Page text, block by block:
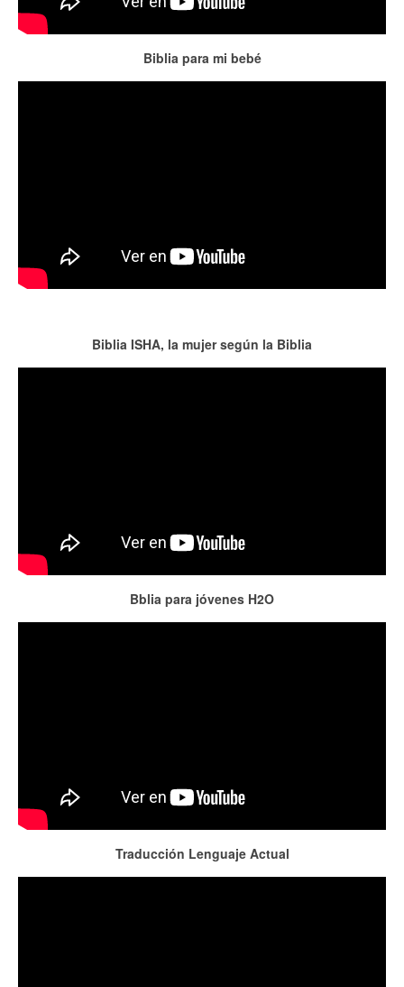
Biblia para mi bebé
Biblia ISHA, la mujer según la Biblia
Bblia para jóvenes H2O
Traducción Lenguaje Actual